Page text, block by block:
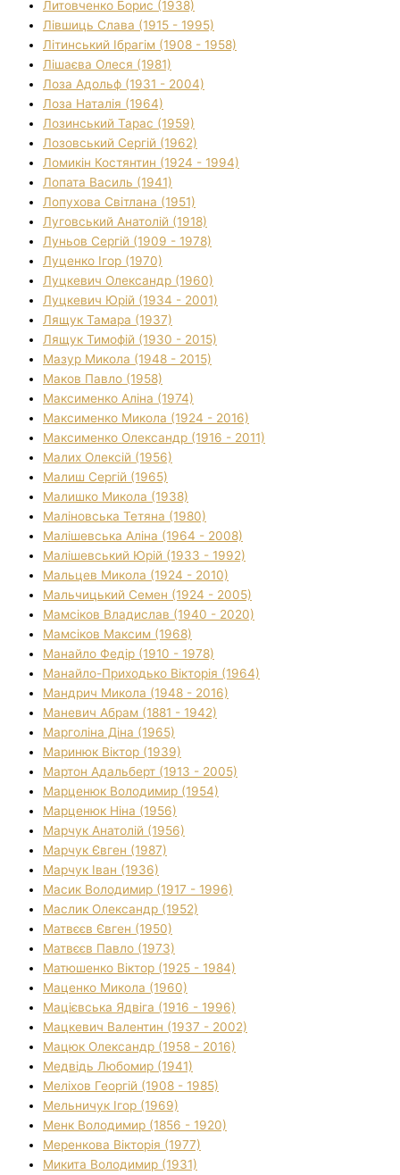
Литовченко Борис (1938)
Лівшиць Слава (1915 - 1995)
Літинський Ібрагім (1908 - 1958)
Лішаєва Олеся (1981)
Лоза Адольф (1931 - 2004)
Лоза Наталія (1964)
Лозинський Тарас (1959)
Лозовський Сергій (1962)
Ломикін Костянтин (1924 - 1994)
Лопата Василь (1941)
Лопухова Світлана (1951)
Луговський Анатолій (1918)
Луньов Сергій (1909 - 1978)
Луценко Ігор (1970)
Луцкевич Олександр (1960)
Луцкевич Юрій (1934 - 2001)
Лящук Тамара (1937)
Лящук Тимофій (1930 - 2015)
Мазур Микола (1948 - 2015)
Маков Павло (1958)
Максименко Аліна (1974)
Максименко Микола (1924 - 2016)
Максименко Олександр (1916 - 2011)
Малих Олексій (1956)
Малиш Сергій (1965)
Малишко Микола (1938)
Маліновська Тетяна (1980)
Малішевська Аліна (1964 - 2008)
Малішевський Юрій (1933 - 1992)
Мальцев Микола (1924 - 2010)
Мальчицький Семен (1924 - 2005)
Мамсіков Владислав (1940 - 2020)
Мамсіков Максим (1968)
Манайло Федір (1910 - 1978)
Манайло-Приходько Вікторія (1964)
Мандрич Микола (1948 - 2016)
Маневич Абрам (1881 - 1942)
Марголіна Діна (1965)
Маринюк Віктор (1939)
Мартон Адальберт (1913 - 2005)
Марценюк Володимир (1954)
Марценюк Ніна (1956)
Марчук Анатолій (1956)
Марчук Євген (1987)
Марчук Іван (1936)
Масик Володимир (1917 - 1996)
Маслик Олександр (1952)
Матвєєв Євген (1950)
Матвєєв Павло (1973)
Матюшенко Віктор (1925 - 1984)
Маценко Микола (1960)
Мацієвська Ядвіга (1916 - 1996)
Мацкевич Валентин (1937 - 2002)
Мацюк Олександр (1958 - 2016)
Медвідь Любомир (1941)
Меліхов Георгій (1908 - 1985)
Мельничук Ігор (1969)
Менк Володимир (1856 - 1920)
Меренкова Вікторія (1977)
Микита Володимир (1931)